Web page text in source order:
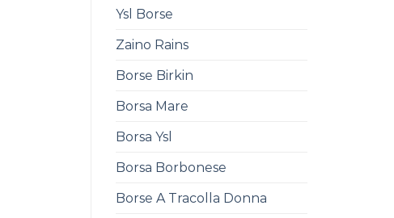
Ysl Borse
Zaino Rains
Borse Birkin
Borsa Mare
Borsa Ysl
Borsa Borbonese
Borse A Tracolla Donna